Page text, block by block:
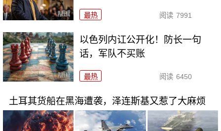
最热 阅读 7991
以色列内讧公开化！防长一句
话，军队不买账
最热 阅读 6450
土耳其货船在黑海遭袭，泽连斯基又惹了大麻烦